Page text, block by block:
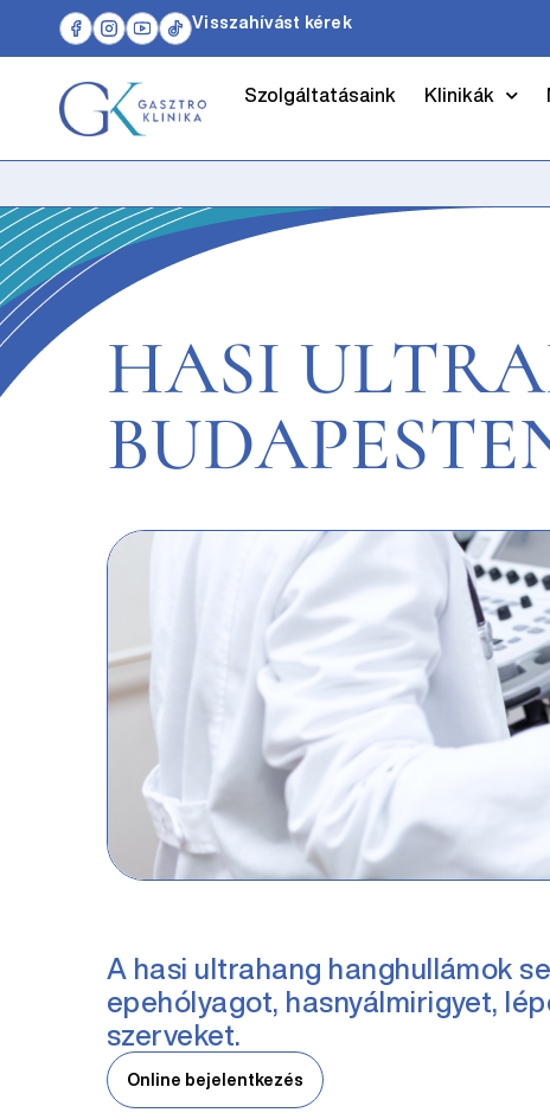
Visszahívást kérek
Szolgáltatásaink Klinikák
HASI
A hasi ultrahang hanghullámok
epehólyagot, hasnyálmirigyet,
szerveket.
Online bejelentkezés